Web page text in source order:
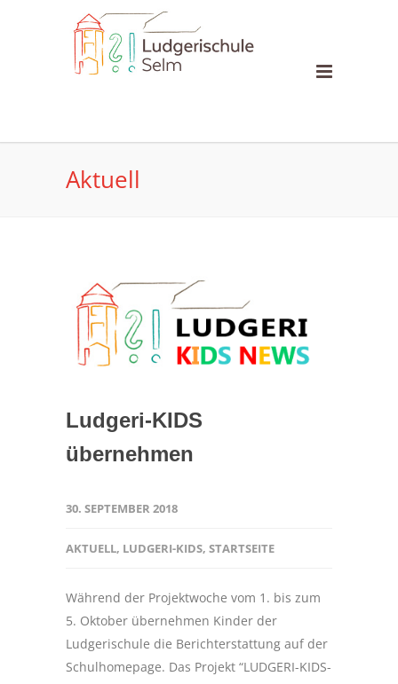
Aktuell
Ludgeri-KIDS
übernehmen
30. SEPTEMBER 2018
AKTUELL, LUDGERI-KIDS, STARTSEITE
Während der Projektwoche vom 1. bis zum
5. Oktober übernehmen Kinder der
Ludgerischule die Berichterstattung auf der
Schulhomepage. Das Projekt “LUDGERI-KIDS-